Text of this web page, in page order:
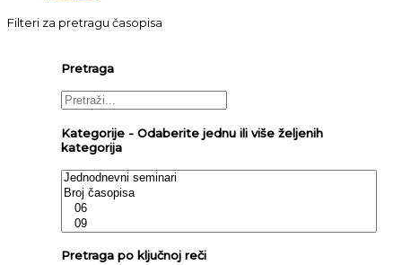
Filteri za pretragu časopisa
Pretraga
Kategorije - Odaberite jednu ili više željenih
kategorija
Pretraga po ključnoj reči